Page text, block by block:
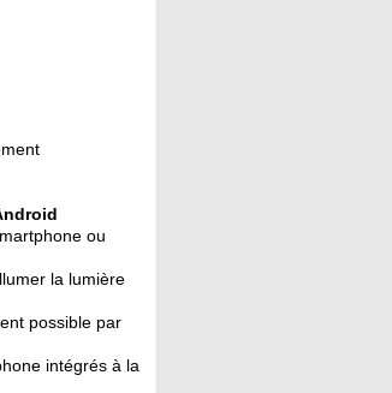
ou
la lumière
possible par
intégrés à la